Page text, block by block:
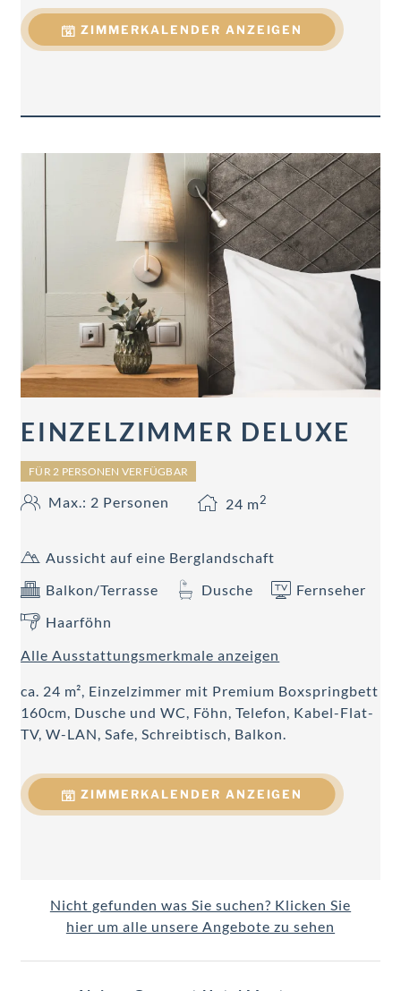
ZIMMERKALENDER ANZEIGEN
EINZELZIMMER DELUXE
FÜR 2 PERSONEN VERFÜGBAR
Max.: 2 Personen 24 m2
Aussicht auf eine Berglandschaft
Balkon/Terrasse
Dusche
Fernseher
Haarföhn
Alle Ausstattungsmerkmale anzeigen
ca. 24 m², Einzelzimmer mit Premium Boxspringbett
160cm, Dusche und WC, Föhn, Telefon, Kabel-Flat-
TV, W-LAN, Safe, Schreibtisch, Balkon.
ZIMMERKALENDER ANZEIGEN
Nicht gefunden was Sie suchen? Klicken Sie
hier um alle unsere Angebote zu sehen